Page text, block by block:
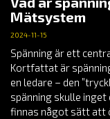
Mätsystem
2024-11-15
Spänning är ett
Kortfattat är
en ledare – den
spänning skulle
finnas något sätt att